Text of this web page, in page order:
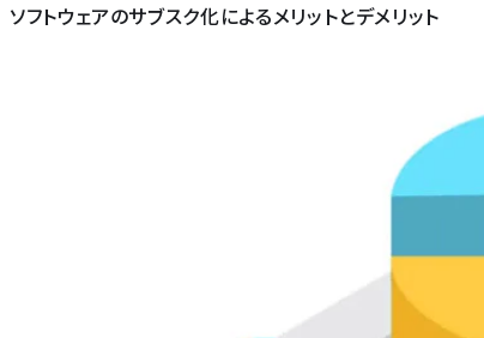
ソフトウェアのサブスク化によるメリットとデメリット